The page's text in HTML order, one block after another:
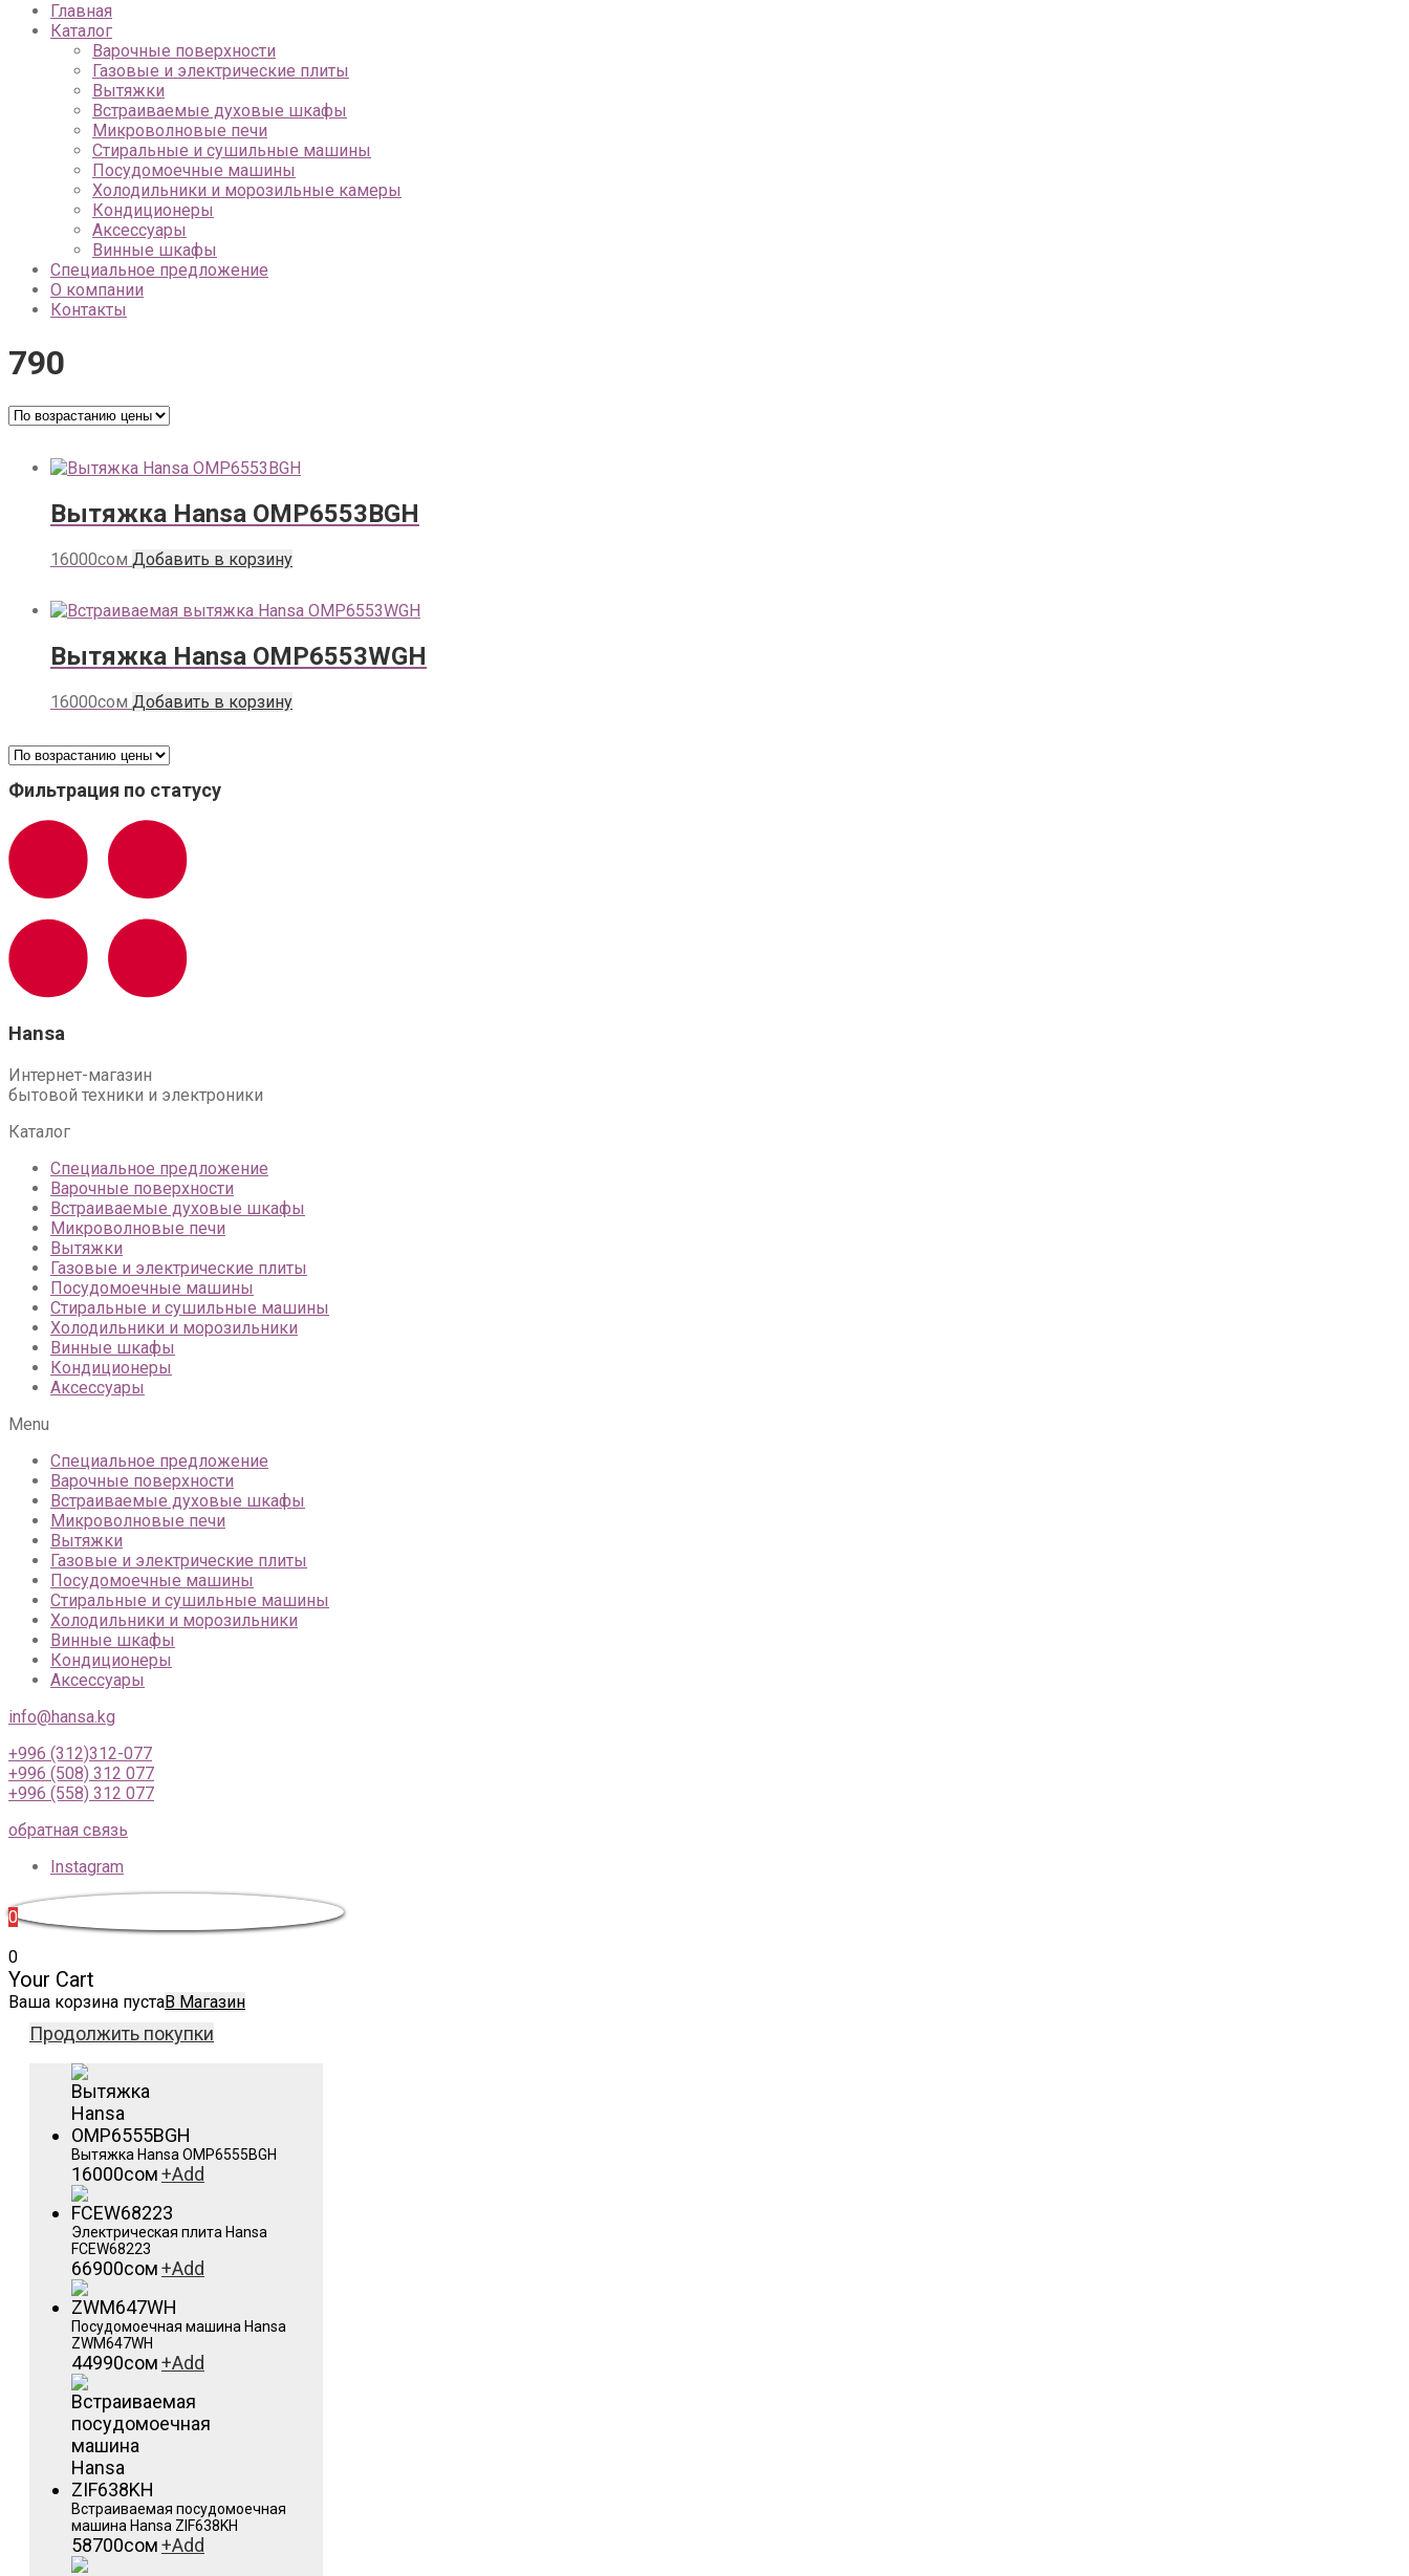
Главная
Каталог
Варочные поверхности
Газовые и электрические плиты
Вытяжки
Встраиваемые духовые шкафы
Микроволновые печи
Стиральные и сушильные машины
Посудомоечные машины
Холодильники и морозильные камеры
Кондиционеры
Аксессуары
Винные шкафы
Специальное предложение
О компании
Контакты
790
Вытяжка Hansa OMP6553BGH
16000сом Добавить в корзину
Вытяжка Hansa OMP6553WGH
16000сом Добавить в корзину
Фильтрация по статусу
Hansa
Интернет-магазин
бытовой техники и электроники
Каталог
Специальное предложение
Варочные поверхности
Встраиваемые духовые шкафы
Микроволновые печи
Вытяжки
Газовые и электрические плиты
Посудомоечные машины
Стиральные и сушильные машины
Холодильники и морозильники
Винные шкафы
Кондиционеры
Аксессуары
Menu
Специальное предложение
Варочные поверхности
Встраиваемые духовые шкафы
Микроволновые печи
Вытяжки
Газовые и электрические плиты
Посудомоечные машины
Стиральные и сушильные машины
Холодильники и морозильники
Винные шкафы
Кондиционеры
Аксессуары
info@hansa.kg
+996 (312)312-077
+996 (508) 312 077
+996 (558) 312 077
обратная связь
Instagram
0
0
Your Cart
Ваша корзина пустаВ Магазин
Продолжить покупки
Вытяжка Hansa OMP6555BGH
16000сом+Add
Электрическая плита Hansa
FCEW68223
66900сом+Add
Посудомоечная машина Hansa
ZWM647WH
44990сом+Add
Встраиваемая посудомоечная
машина Hansa ZIF638KH
58700сом+Add